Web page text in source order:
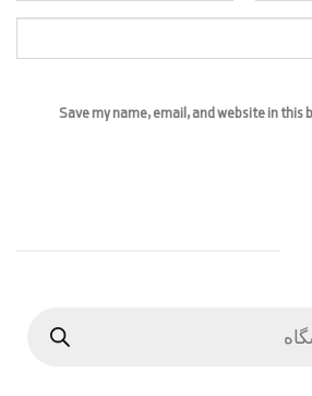
Save my name, email, and website in